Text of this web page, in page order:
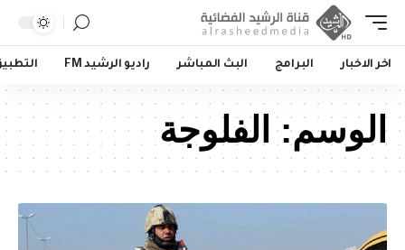
اخر الاخبار البرامج البث المباشر راديو الرشيد FM
الوسم: الفلوجة